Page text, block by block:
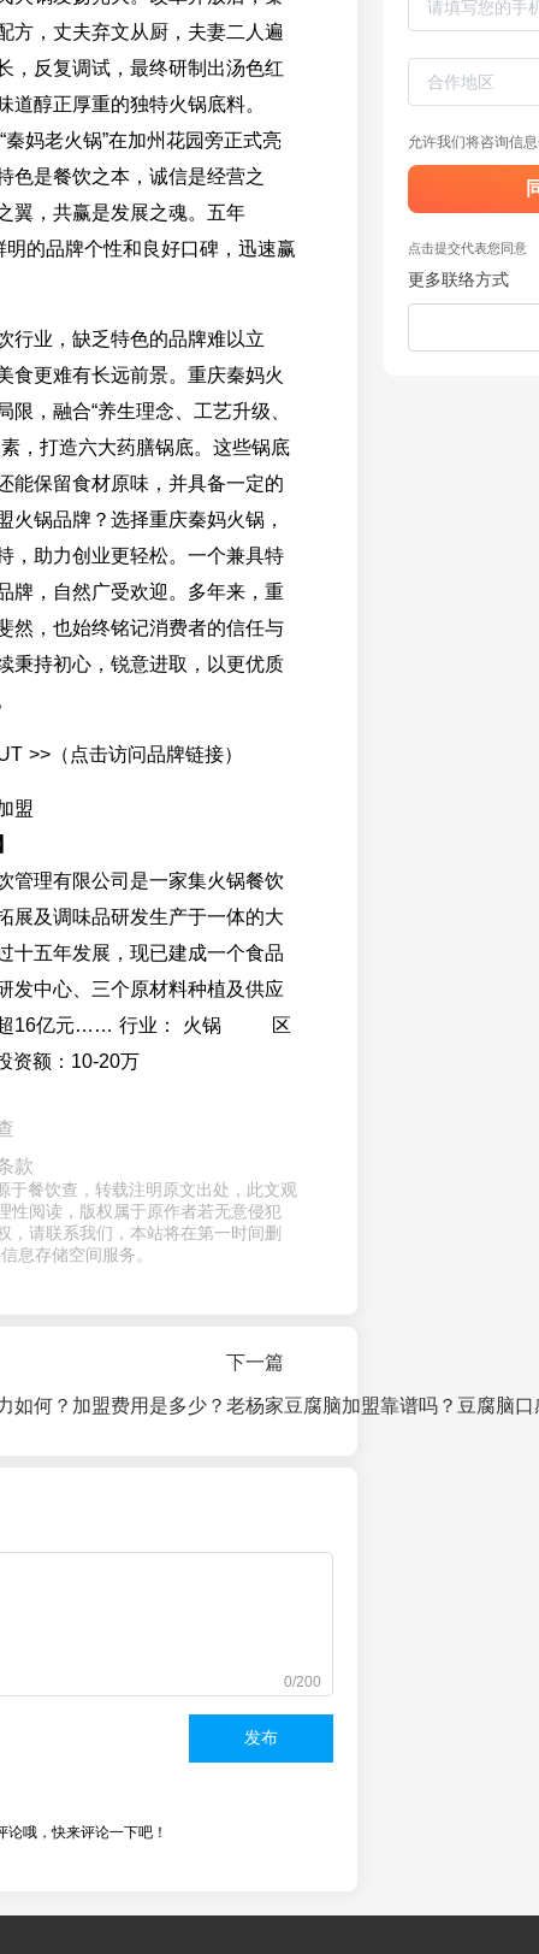
方，丈夫弃文从厨，夫妻二人遍
，反复调试，最终研制出汤色红
道醇正厚重的独特火锅底料。
妈老火锅”在加州花园旁正式亮
色是餐饮之本，诚信是经营之
翼，共赢是发展之魂。五年
明的品牌个性和良好口碑，迅速赢
行业，缺乏特色的品牌难以立
食更难有长远前景。重庆秦妈火
限，融合“养生理念、工艺升级、
，打造六大药膳锅底。这些锅底
能保留食材原味，并具备一定的
火锅品牌？选择重庆秦妈火锅，
，助力创业更轻松。一个兼具特
牌，自然广受欢迎。多年来，重
然，也始终铭记消费者的信任与
秉持初心，锐意进取，以更优质
>>（点击访问品牌链接）
理有限公司是一家集火锅餐饮
展及调味品研发生产于一体的大
十五年发展，现已建成一个食品
发中心、三个原材料种植及供应
超16亿元…… 行业： 火锅 区
额：10-20万
款
于餐饮查，转载注明原文出处，此文观
性阅读，版权属于原作者若无意侵犯
，请联系我们，本站将在第一时间删
息存储空间服务。
如何？加盟费用是多少？
下一篇
老杨家豆腐脑加盟靠谱吗？豆腐脑口
0/200
发布
论哦，快来评论一下吧！
允许我们将咨询信
点击提交代表您同意
更多联络方式